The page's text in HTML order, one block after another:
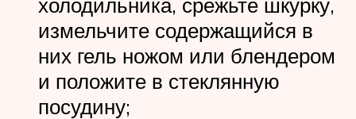
измельчите содержащийся в
них гель ножом или блендером
и положите в стеклянную
посудину;